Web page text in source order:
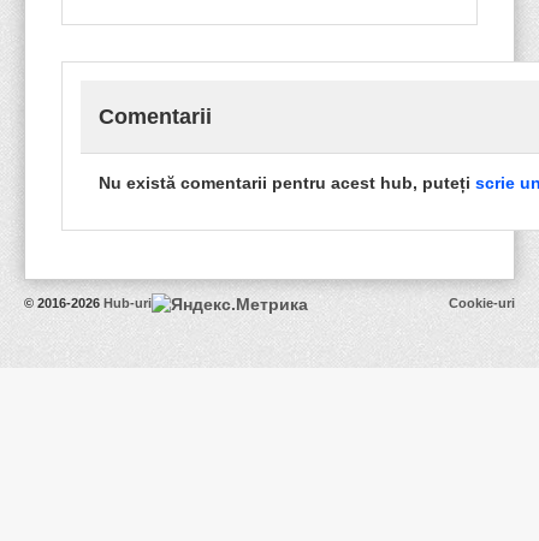
Comentarii
Nu există comentarii pentru acest hub, puteți scrie
© 2016-2026 Hub-uri Cookie-uri